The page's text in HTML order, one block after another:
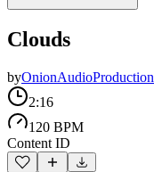
Clouds
byOnionAudioProduction
2:16
120 BPM
Content ID